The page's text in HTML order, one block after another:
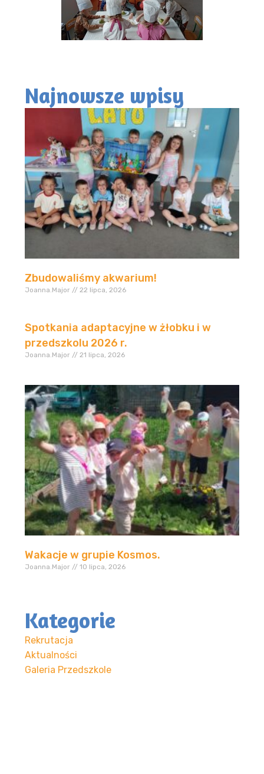
Najnowsze wpisy
Zbudowaliśmy akwarium!
Joanna.Major 22 lipca, 2026
Spotkania adaptacyjne w żłobku i w
przedszkolu 2026 r.
Joanna.Major 21 lipca, 2026
Wakacje w grupie Kosmos.
Joanna.Major 10 lipca, 2026
Kategorie
Rekrutacja
Aktualności
Galeria Przedszkole